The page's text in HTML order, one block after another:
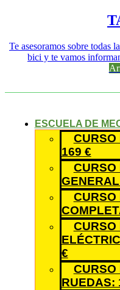
Te asesoramos sobre todas
bici y te vamos
ESCUELA DE
CURSO
169 €
CURSO
CURSO
CURSO
€
CURSO
RUEDAS: